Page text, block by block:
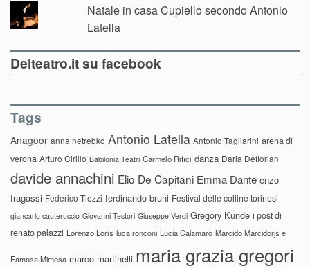
Natale in casa Cupiello secondo Antonio
Latella
Delteatro.it su facebook
Tags
Anagoor anna netrebko Antonio Latella Antonio Tagliarini arena di
verona Arturo Cirillo Babilonia Teatri Carmelo Rifici danza Daria Deflorian
davide annachini Elio De Capitani Emma Dante enzo
fragassi Federico Tiezzi ferdinando bruni Festival delle colline torinesi
giancarlo cauteruccio Giovanni Testori Giuseppe Verdi Gregory Kunde i post di
renato palazzi Lorenzo Loris luca ronconi Lucia Calamaro Marcido Marcidorjs e
Famosa Mimosa marco martinelli maria grazia gregori